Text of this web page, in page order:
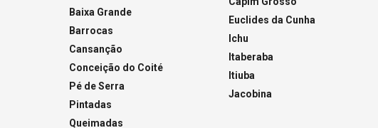
Baixa Grande
Barrocas
Cansanção
Conceição do Coité
Pé de Serra
Pintadas
Queimadas
Euclides da Cunha
Ichu
Itaberaba
Itiuba
Jacobina